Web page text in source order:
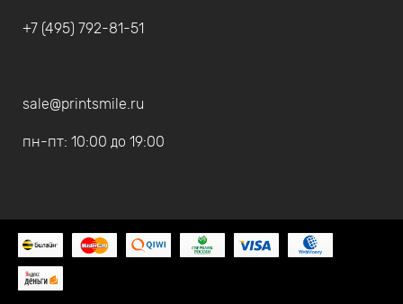
+7 (495) 792-81-51
sale@printsmile.ru
пн-пт: 10:00 до 19:00